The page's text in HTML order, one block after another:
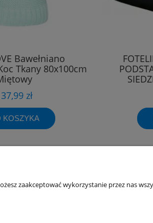
Bawełniano
Tkany 80x100cm
zł
KOSZYKA
Informacje o sklepie
zaakceptować wykorzystanie przez nas